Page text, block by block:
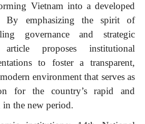
Vietnam into a developed
By emphasizing the spirit of
governance and strategic
proposes institutional
to foster a transparent,
environment that serves as
for the country’s rapid and
in the new period.